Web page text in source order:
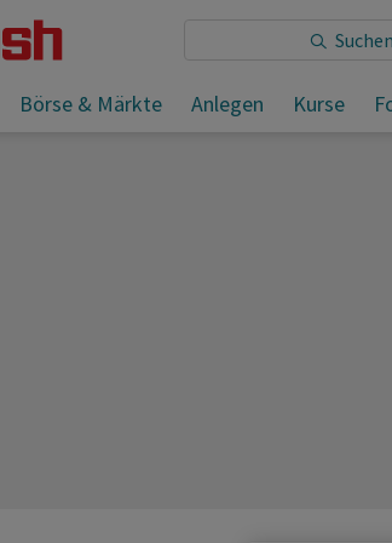
Börse & Märkte Anlegen Kurse
Putin unterstützt angeblich Kamala Harris